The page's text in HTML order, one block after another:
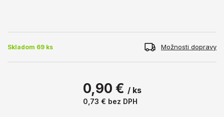
Skladom 69 ks Možnosti dopravy
0,90 € / ks
0,73 € bez DPH